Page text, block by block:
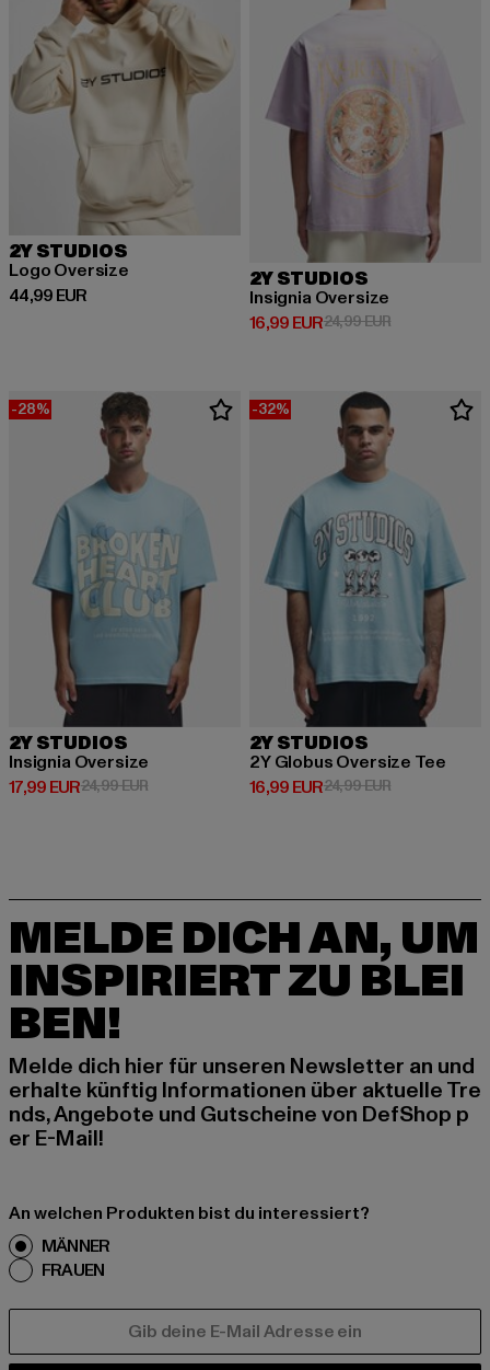
2Y STUDIOS
Logo Oversize
44,99 EUR
Derzeitiger Preis: 44,99 EUR
2Y STUDIOS
Insignia Oversize
16,99 EUR
Derzeitiger Preis: 16,99 EUR
24,99 EURAktionspreis:
-28%
2Y STUDIOS
Insignia Oversize
17,99 EUR
Derzeitiger Preis: 17,99 EUR
24,99 EURAktionspreis: 24,99 EUR
-32%
2Y STUDIOS
2Y Globus Oversize Tee
16,99 EUR
Derzeitiger Preis: 16,99 EUR
24,99 EURAktionspreis:
MELDE DICH AN, UM
INSPIRIERT ZU BLEI
BEN!
Melde dich hier für unseren Newsletter an und
erhalte künftig Informationen über aktuelle Tre
nds, Angebote und Gutscheine von DefShop p
er E-Mail!
An welchen Produkten bist du interessiert?
MÄNNER
FRAUEN